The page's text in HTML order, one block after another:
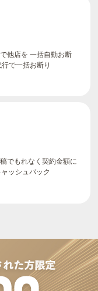
他店を 一括自動お断
で一括お断り
でもれなく契約金額に
ッシュバック